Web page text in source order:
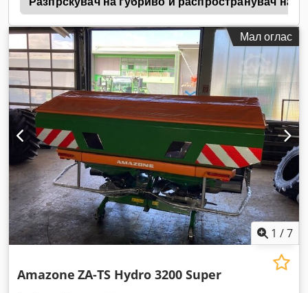
Мал оглас
1 /7
Amazone ZA-TS Hydro 3200 Super